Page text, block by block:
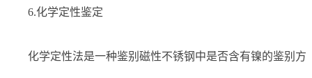
6.化学定性鉴定
化学定性法是一种鉴别磁性不锈钢中是否含有镍的鉴别方